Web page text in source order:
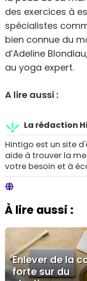
des exercices à
spécialistes
bien connue du
d’Adeline
au yoga expert.
A lire aussi :
La rédaction
Hintigo est un site
aide à trouver la
votre besoin et à
À lire aussi :
Enlever de la
forte sur du